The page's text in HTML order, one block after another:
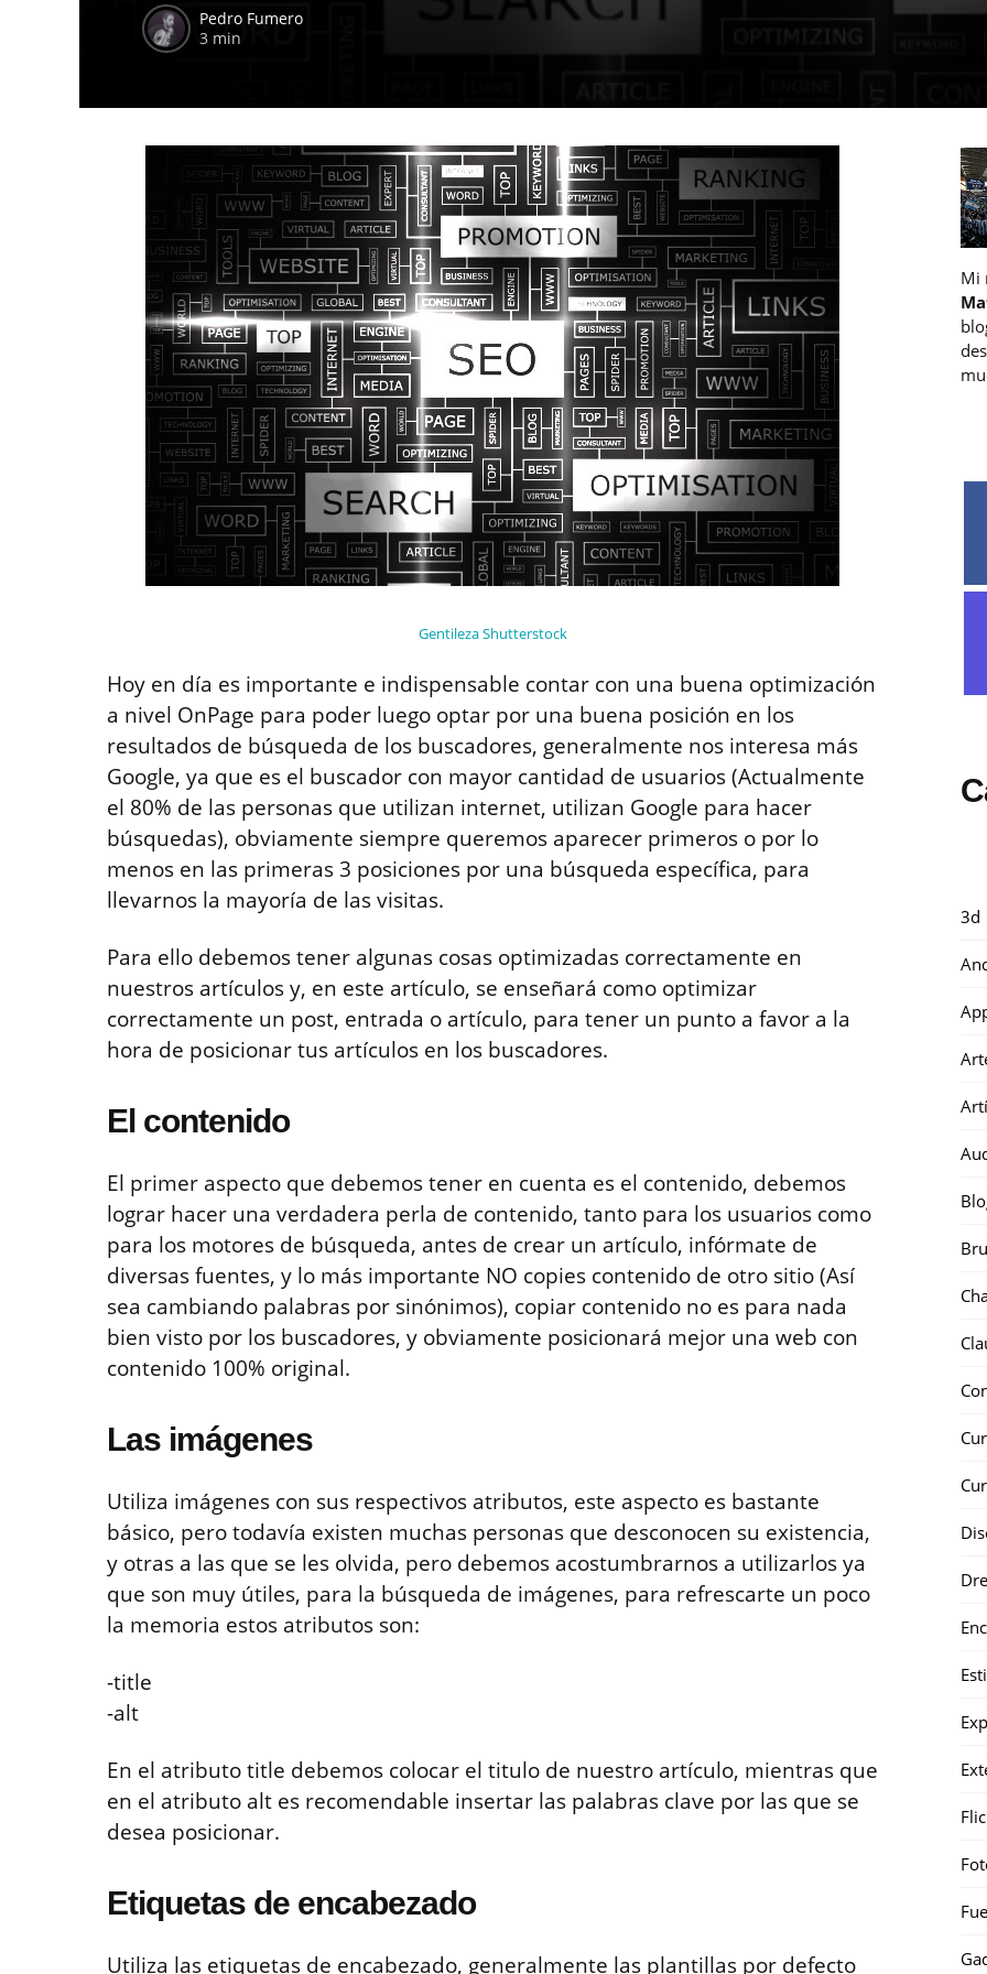
Pedro Fumero
3 min
Gentileza Shutterstock
Hoy en día es importante e indispensable contar con una buena optimización
a nivel OnPage para poder luego optar por una buena posición en los
resultados de búsqueda de los buscadores, generalmente nos interesa más
Google, ya que es el buscador con mayor cantidad de usuarios (Actualmente
el 80% de las personas que utilizan internet, utilizan Google para hacer
búsquedas), obviamente siempre queremos aparecer primeros o por lo
menos en las primeras 3 posiciones por una búsqueda específica, para
llevarnos la mayoría de las visitas.
Para ello debemos tener algunas cosas optimizadas correctamente en
nuestros artículos y, en este artículo, se enseñará como optimizar
correctamente un post, entrada o artículo, para tener un punto a favor a la
hora de posicionar tus artículos en los buscadores.
El contenido
El primer aspecto que debemos tener en cuenta es el contenido, debemos
lograr hacer una verdadera perla de contenido, tanto para los usuarios como
para los motores de búsqueda, antes de crear un artículo, infórmate de
diversas fuentes, y lo más importante NO copies contenido de otro sitio (Así
sea cambiando palabras por sinónimos), copiar contenido no es para nada
bien visto por los buscadores, y obviamente posicionará mejor una web con
contenido 100% original.
Las imágenes
Utiliza imágenes con sus respectivos atributos, este aspecto es bastante
básico, pero todavía existen muchas personas que desconocen su existencia,
y otras a las que se les olvida, pero debemos acostumbrarnos a utilizarlos ya
que son muy útiles, para la búsqueda de imágenes, para refrescarte un poco
la memoria estos atributos son:
-title
-alt
En el atributo title debemos colocar el titulo de nuestro artículo, mientras que
en el atributo alt es recomendable insertar las palabras clave por las que se
desea posicionar.
Etiquetas de encabezado
Utiliza las etiquetas de encabezado, generalmente las plantillas por defecto
Mi
3d